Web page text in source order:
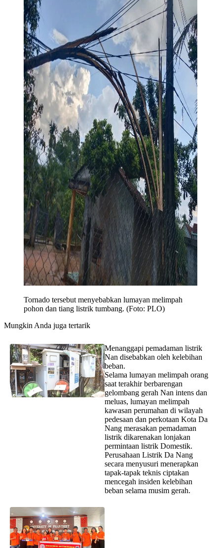
Tornado tersebut menyebabkan lumayan melimpah
pohon dan tiang listrik tumbang. (Foto: PLO)
Mungkin Anda juga tertarik
Menanggapi pemadaman listrik
Nan disebabkan oleh kelebihan
beban.
Selama lumayan melimpah orang
saat terakhir berbarengan
gelombang gerah Nan intens dan
meluas, lumayan melimpah
kawasan perumahan di wilayah
pedesaan dan perkotaan Kota Da
Nang merasakan pemadaman
listrik dikarenakan lonjakan
permintaan listrik Domestik.
Perusahaan Listrik Da Nang
secara menyusuri menerapkan
tapak-tapak teknis ciptakan
mencegah insiden kelebihan
beban selama musim gerah.